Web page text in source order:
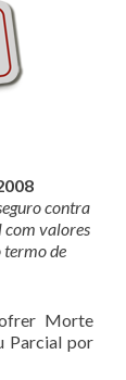
contra
com valores
termo de
Morte
Parcial por